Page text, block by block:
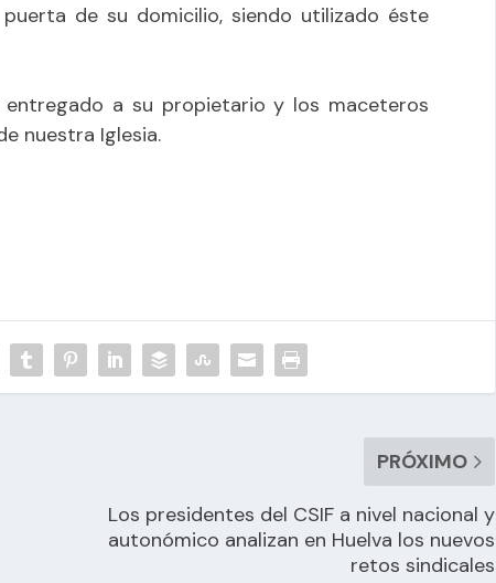
de su domicilio, siendo utilizado éste
a su propietario y los maceteros
nuestra Iglesia.
PRÓXIMO
Los presidentes del CSIF a nivel nacional y
autonómico analizan en Huelva los nuevos
retos sindicales